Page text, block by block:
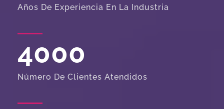
Años De Experiencia En La Industria
4000
Número De Clientes Atendidos